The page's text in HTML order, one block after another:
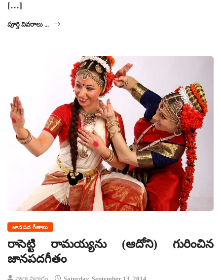
[…]
పూర్తి వివరాలు ...
జానపద గీతాలు
రాసెట్టి రామయ్యను (ఆదోని) గురించిన
జానపదగీతం